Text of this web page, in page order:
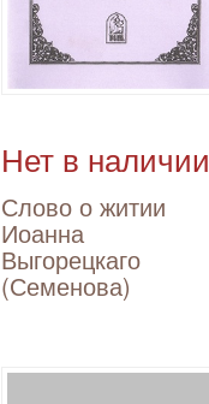
Нет в наличии
Слово о житии
Иоанна
Выгорецкаго
(Семенова)